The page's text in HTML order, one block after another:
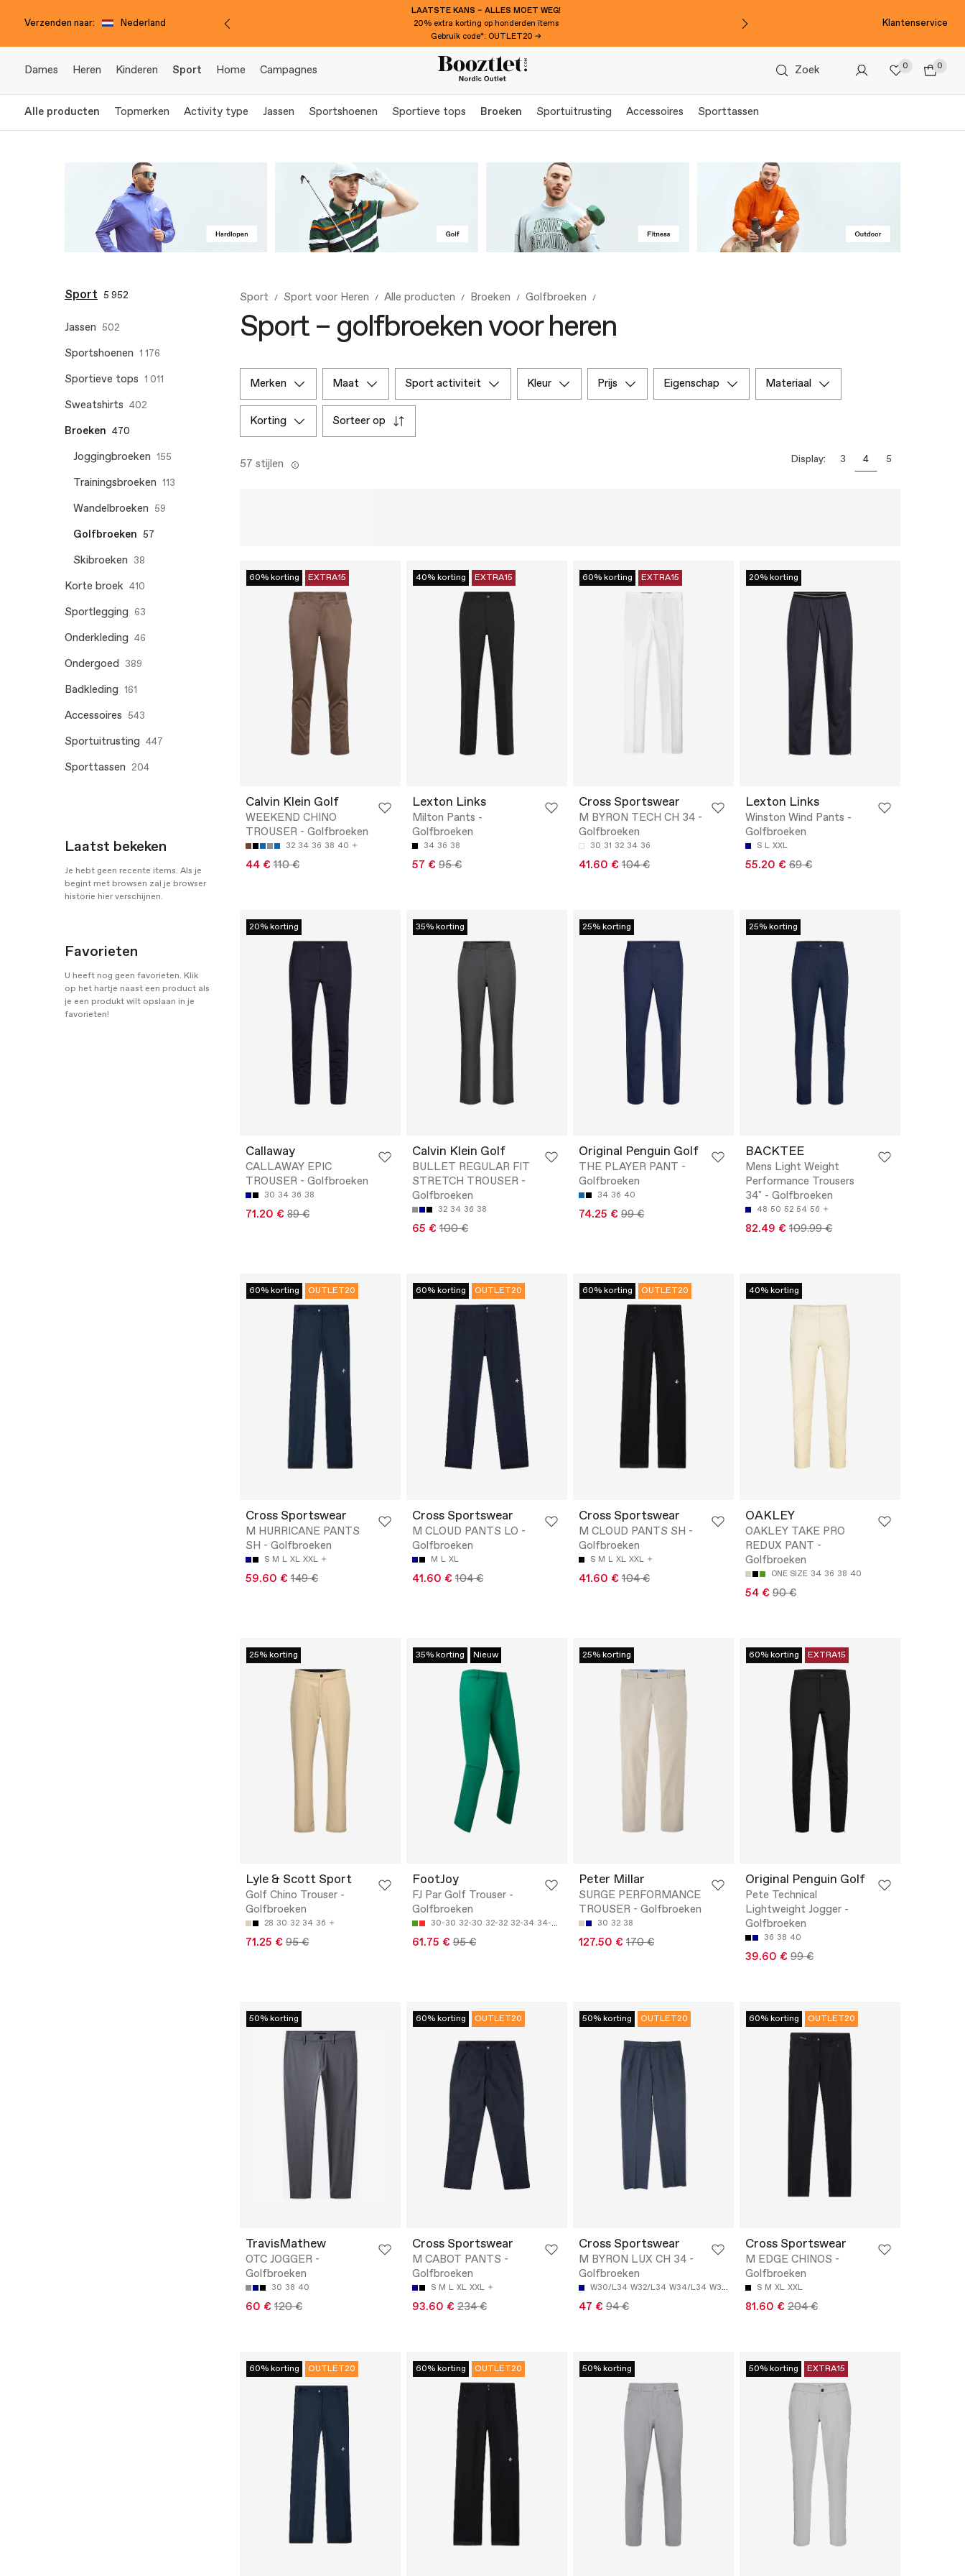
Verzenden naar: Nederland
LAATSTE KANS – ALLES MOET WEG!
20% extra korting op honderden items
Gebruik code*: OUTLET20 →
Klantenservice
Dames Heren Kinderen Sport Home Campagnes Zoek 0 0
Alle producten Topmerken Activity type Jassen Sportshoenen Sportieve tops Broeken Sportuitrusting Accessoires Sporttassen
Sport 5 952
Jassen 502
Sportshoenen 1 176
Sportieve tops 1 011
Sweatshirts 402
Broeken 470
Joggingbroeken 155
Trainingsbroeken 113
Wandelbroeken 59
Golfbroeken 57
Skibroeken 38
Korte broek 410
Sportlegging 63
Onderkleding 46
Ondergoed 389
Badkleding 161
Accessoires 543
Sportuitrusting 447
Sporttassen 204
Laatst bekeken
Je hebt geen recente items. Als je
begint met browsen zal je browser
historie hier verschijnen.
Favorieten
U heeft nog geen favorieten. Klik
op het hartje naast een product als
je een produkt wilt opslaan in je
favorieten!
Sport Sport voor Heren Alle producten Broeken Golfbroeken
Sport – golfbroeken voor heren
merken maat sport activiteit kleur prijs eigenschap materiaal
korting sorteer op
57 stijlen Display: 3 4 5
60% korting EXTRA15
Calvin Klein Golf
WEEKEND CHINO
TROUSER - Golfbroeken
32 34 36 38 40
44 € 110 €
40% korting EXTRA15
Lexton Links
Milton Pants -
Golfbroeken
34 36 38
57 € 95 €
60% korting EXTRA15
Cross Sportswear
M BYRON TECH CH 34 -
Golfbroeken
30 31 32 34 36
41.60 € 104 €
20% korting
Lexton Links
Winston Wind Pants -
Golfbroeken
S L XXL
55.20 € 69 €
20% korting
Callaway
CALLAWAY EPIC
TROUSER - Golfbroeken
30 34 36 38
71.20 € 89 €
35% korting
Calvin Klein Golf
BULLET REGULAR FIT
STRETCH TROUSER -
Golfbroeken
32 34 36 38
65 € 100 €
25% korting
Original Penguin Golf
THE PLAYER PANT -
Golfbroeken
34 36 40
74.25 € 99 €
25% korting
BACKTEE
Mens Light Weight
Performance Trousers
34" - Golfbroeken
48 50 52 54 56
82.49 € 109.99 €
60% korting OUTLET20
Cross Sportswear
M HURRICANE PANTS
SH - Golfbroeken
S M L XL XXL
59.60 € 149 €
60% korting OUTLET20
Cross Sportswear
M CLOUD PANTS LO -
Golfbroeken
M L XL
41.60 € 104 €
60% korting OUTLET20
Cross Sportswear
M CLOUD PANTS SH -
Golfbroeken
S M L XL XXL
41.60 € 104 €
40% korting
OAKLEY
OAKLEY TAKE PRO
REDUX PANT -
Golfbroeken
ONE SIZE 34 36 38 40
54 € 90 €
25% korting
Lyle & Scott Sport
Golf Chino Trouser -
Golfbroeken
28 30 32 34 36
71.25 € 95 €
35% korting Nieuw
FootJoy
FJ Par Golf Trouser -
Golfbroeken
30-30 32-30 32-32 32-34 34-30
61.75 € 95 €
25% korting
Peter Millar
SURGE PERFORMANCE
TROUSER - Golfbroeken
30 32 38
127.50 € 170 €
60% korting EXTRA15
Original Penguin Golf
Pete Technical
Lightweight Jogger -
Golfbroeken
36 38 40
39.60 € 99 €
50% korting
TravisMathew
OTC JOGGER -
Golfbroeken
30 38 40
60 € 120 €
60% korting OUTLET20
Cross Sportswear
M CABOT PANTS -
Golfbroeken
S M L XL XXL
93.60 € 234 €
50% korting OUTLET20
Cross Sportswear
M BYRON LUX CH 34 -
Golfbroeken
W30/L34 W32/L34 W34/L34 W36/L34
47 € 94 €
60% korting OUTLET20
Cross Sportswear
M EDGE CHINOS -
Golfbroeken
S M XL XXL
81.60 € 204 €
60% korting OUTLET20 60% korting OUTLET20 50% korting 50% korting EXTRA15